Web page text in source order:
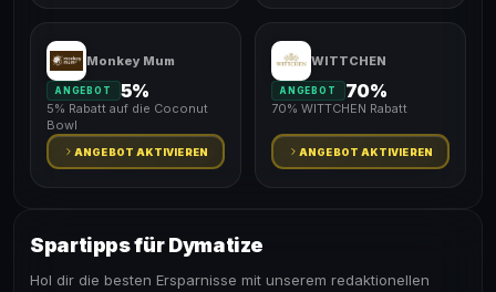
Monkey Mum
ANGEBOT 5%
5% Rabatt auf die Coconut
Bowl
ANGEBOT AKTIVIEREN
WITTCHEN
ANGEBOT 70%
70% WITTCHEN Rabatt
ANGEBOT AKTIVIEREN
Spartipps für Dymatize
Hol dir die besten Ersparnisse mit unserem redaktionellen